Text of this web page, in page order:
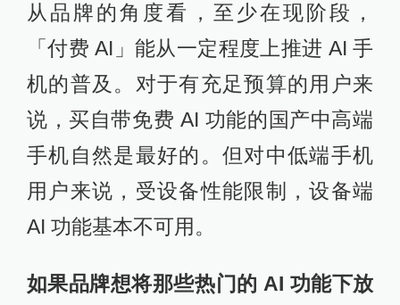
从品牌的角度看，至少在现阶段，
「付费 AI」能从一定程度上推进 AI 手
机的普及。对于有充足预算的用户来
说，买自带免费 AI 功能的国产中高端
手机自然是最好的。但对中低端手机
用户来说，受设备性能限制，设备端
AI 功能基本不可用。
如果品牌想将那些热门的 AI 功能下放